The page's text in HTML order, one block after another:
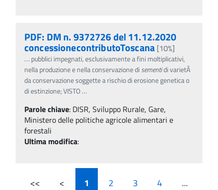
PDF: DM n. 9372726 del 11.12.2020
concessionecontributoToscana [10%]
… pubblici impegnati, esclusivamente a fini moltiplicativi,
nella produzione e nella conservazione disementidi varietÃ
da conservazione soggette a rischio di erosione genetica o
di estinzione; VISTO…
Parole chiave: DISR, Sviluppo Rurale, Gare,
Ministero delle politiche agricole alimentari e
forestali
Ultima modifica:
<< < 1 2 3 4 ...